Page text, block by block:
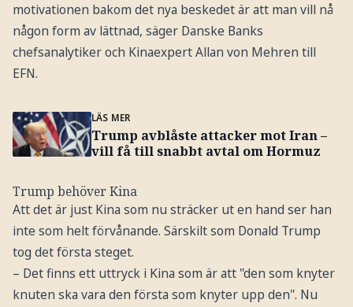
motivationen bakom det nya beskedet är att man vill nå
någon form av lättnad, säger Danske Banks
chefsanalytiker och Kinaexpert Allan von Mehren till
EFN.
LÄS MER
Trump avblåste attacker mot Iran –
vill få till snabbt avtal om Hormuz
Trump behöver Kina
Att det är just Kina som nu sträcker ut en hand ser han
inte som helt förvånande. Särskilt som Donald Trump
tog det första steget.
– Det finns ett uttryck i Kina som är att "den som knyter
knuten ska vara den första som knyter upp den". Nu